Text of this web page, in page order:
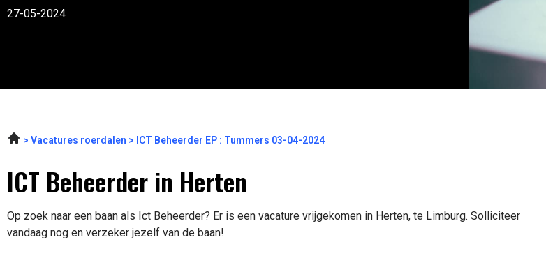
27-05-2024
Vacatures roerdalen ICT Beheerder EP : Tummers 03-04-2024
ICT Beheerder in Herten
Op zoek naar een baan als Ict Beheerder? Er is een vacature vrijgekomen in Herten, te Limburg. Solliciteer
vandaag nog en verzeker jezelf van de baan!